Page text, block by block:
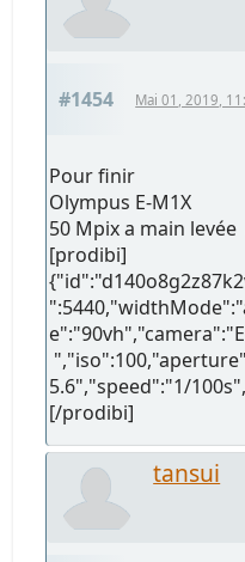
#1454 Mai 01, 2019,
Pour finir
Olympus E-M1X
50 Mpix a main
[prodibi]
5.6","speed":"1/
[/prodibi]
tansui